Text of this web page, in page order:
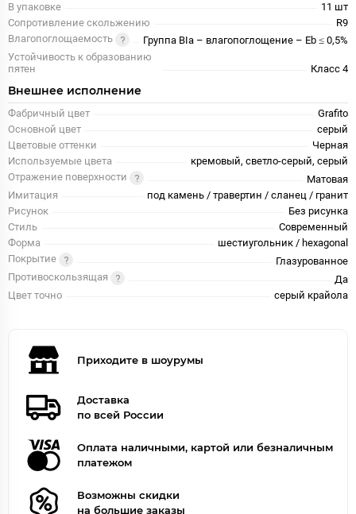
В упаковке
11 шт
Сопротивление скольжению
R9
Влагопоглощаемость
Группа BIa – влагопоглощение – Eb ≤ 0,5%
Устойчивость к образованию
пятен
Класс 4
Внешнее исполнение
Фабричный цвет
Grafito
Основной цвет
серый
Цветовые оттенки
Черная
Используемые цвета
кремовый, светло-серый, серый
Отражение поверхности
Матовая
Имитация
под камень / травертин / сланец / гранит
Рисунок
Без рисунка
Стиль
Современный
Форма
шестиугольник / hexagonal
Покрытие
Глазурованное
Противоскользящая
Да
Цвет точно
серый крайола
Приходите в шоурумы
Доставка
по всей России
Оплата наличными, картой или безналичным
платежом
Возможны скидки
на большие заказы